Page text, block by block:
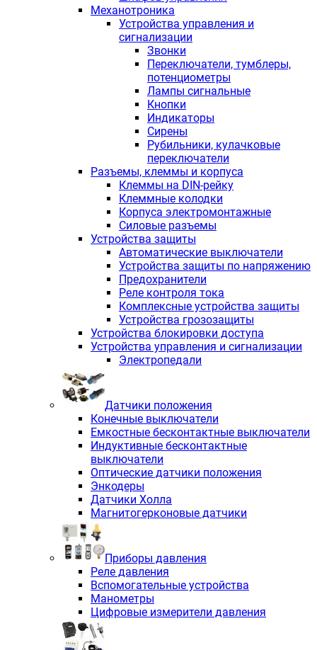
Механотроника
Устройства управления и
сигнализации
Звонки
Переключатели, тумблеры,
потенциометры
Лампы сигнальные
Кнопки
Индикаторы
Сирены
Рубильники, кулачковые
переключатели
Разъемы, клеммы и корпуса
Клеммы на DIN-рейку
Клеммные колодки
Корпуса электромонтажные
Силовые разъемы
Устройства защиты
Автоматические выключатели
Устройства защиты по напряжению
Предохранители
Реле контроля тока
Комплексные устройства защиты
Устройства грозозащиты
Устройства блокировки доступа
Устройства управления и сигнализации
Электропедали
Датчики положения
Конечные выключатели
Емкостные бесконтактные выключатели
Индуктивные бесконтактные
выключатели
Оптические датчики положения
Энкодеры
Датчики Холла
Магнитогерконовые датчики
Приборы давления
Реле давления
Вспомогательные устройства
Манометры
Цифровые измерители давления